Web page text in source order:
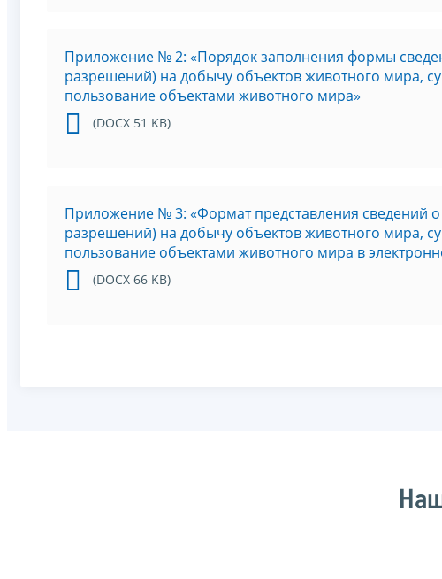
Приложение № 2: «Порядок заполнения формы
разрешений) на добычу объектов животного мира,
пользование объектами животного мира»
(DOCX 51 KB)
Приложение № 3: «Формат представления сведений
разрешений) на добычу объектов животного мира,
пользование объектами животного мира в
(DOCX 66 KB)